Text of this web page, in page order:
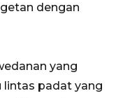
dengan
yang
lintas padat yang